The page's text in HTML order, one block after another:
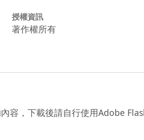
授權資訊
著作權所有
容，下載後請自行使用Adobe